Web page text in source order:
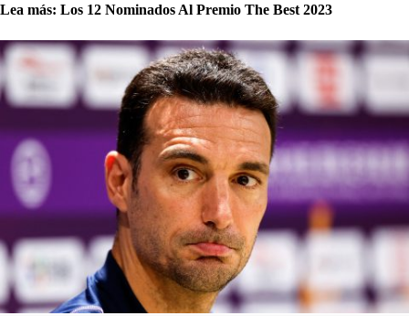
Lea más: Los 12 Nominados Al Premio The Best 2023